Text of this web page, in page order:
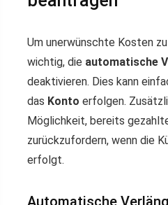
Um unerwünschte Kosten
wichtig, die automatische
deaktivieren. Dies kann
das Konto erfolgen.
Möglichkeit, bereits
zurückzufordern, wenn die
erfolgt.
Automatische